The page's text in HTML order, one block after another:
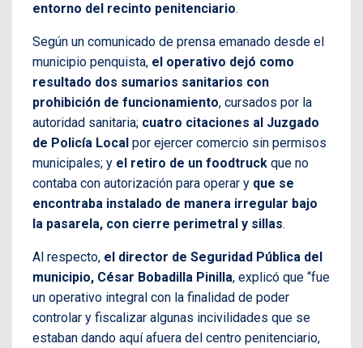
entorno del recinto penitenciario.
Según un comunicado de prensa emanado desde el
municipio penquista, el operativo dejó como
resultado dos sumarios sanitarios con
prohibición de funcionamiento, cursados por la
autoridad sanitaria; cuatro citaciones al Juzgado
de Policía Local por ejercer comercio sin permisos
municipales; y el retiro de un foodtruck que no
contaba con autorización para operar y que se
encontraba instalado de manera irregular bajo
la pasarela, con cierre perimetral y sillas.
Al respecto, el director de Seguridad Pública del
municipio, César Bobadilla Pinilla, explicó que “fue
un operativo integral con la finalidad de poder
controlar y fiscalizar algunas incivilidades que se
estaban dando aquí afuera del centro penitenciario,